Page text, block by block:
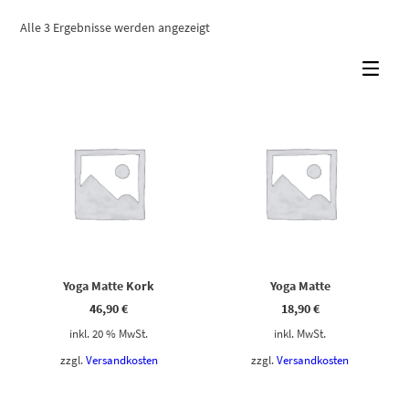
Alle 3 Ergebnisse werden angezeigtNach
Yoga Matte Kork
46,90€
inkl. 20 % MwSt.
zzgl. Versandkosten
Yoga Matte
18,90€
inkl. MwSt.
zzgl.Versandkosten